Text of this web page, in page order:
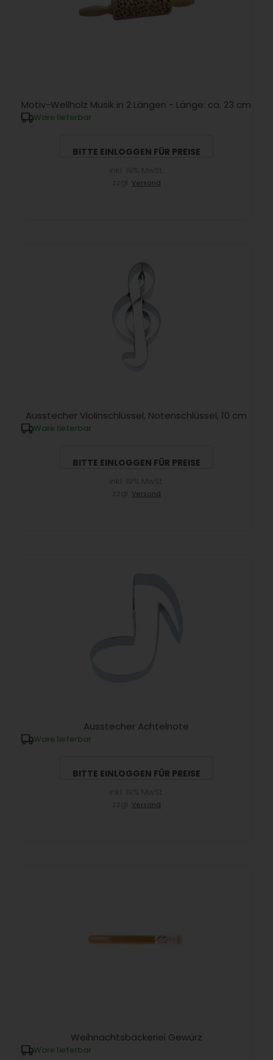
Motiv-Wellholz Musik in 2 Längen - Länge: ca. 23 cm
Ware lieferbar
BITTE EINLOGGEN FÜR PREISE
Versand
Ausstecher Violinschlüssel, Notenschlüssel, 10 cm
Ware lieferbar
BITTE EINLOGGEN FÜR PREISE
Versand
Ausstecher Achtelnote
Ware lieferbar
BITTE EINLOGGEN FÜR PREISE
Versand
Weihnachtsbäckeriei Gewürz
Ware lieferbar